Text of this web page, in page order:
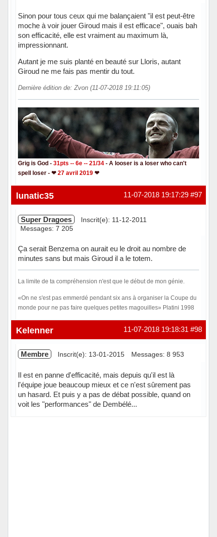
Sinon pour tous ceux qui me balançaient "il est peut-être
moche à voir jouer Giroud mais il est efficace", ouais bah
son efficacité, elle est vraiment au maximum là,
impressionnant.
Autant je me suis planté en beauté sur Lloris, autant
Giroud ne me fais pas mentir du tout.
Dernière édition de: Zvon (11-07-2018 19:11:05)
Grig is God - 31pts -- 6e -- 21/34 - A looser is a loser who can't
spell loser - ❤ 27 avril 2019❤
Hors ligne #97
11-07-2018 19:17:29
lunatic35
Super Dragoes
Inscrit(e): 11-12-2011
Messages: 7 205
Ça serait Benzema on aurait eu le droit au nombre de
minutes sans but mais Giroud il a le totem.
La limite de ta compréhension n'est que le début de mon génie.
«On ne s'est pas emmerdé pendant six ans à organiser la Coupe du
monde pour ne pas faire quelques petites magouilles» Platini 1998
Hors ligne #98
11-07-2018 19:18:31
Kelenner
Membre Inscrit(e): 13-01-2015 Messages: 8 953
Il est en panne d'efficacité, mais depuis qu'il est là
l'équipe joue beaucoup mieux et ce n'est sûrement pas
un hasard. Et puis y a pas de débat possible, quand on
voit les "performances" de Dembélé...